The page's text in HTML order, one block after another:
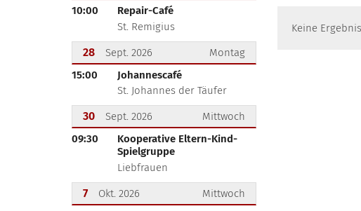
Keine
???msg.page.sr.date??? 26. September 2026
10:00
Repair-Café
St. Remigius
Montag
28
Sept. 2026
???msg.page.sr.date??? 28. September 2026
15:00
Johannescafé
St. Johannes der Täufer
Mittwoch
30
Sept. 2026
???msg.page.sr.date??? 30. September 2026
09:30
Kooperative Eltern-Kind-
Spielgruppe
Liebfrauen
Mittwoch
7
Okt. 2026